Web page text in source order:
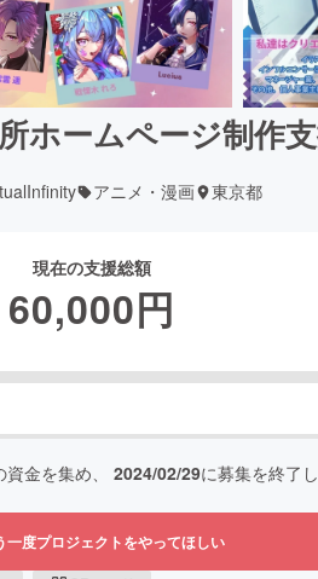
ホームページ制作
アニメ・漫画 東京都
現在の支援総額
60,000円
資金を集め、 2024/02/29に募集を終了
一度プロジェクトをやってほしい